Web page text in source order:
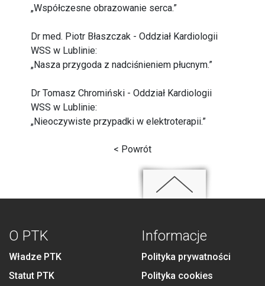
„Współczesne obrazowanie serca.”
Dr med. Piotr Błaszczak - Oddział Kardiologii
WSS w Lublinie:
„Nasza przygoda z nadciśnieniem płucnym.”
Dr Tomasz Chromiński - Oddział Kardiologii
WSS w Lublinie:
„Nieoczywiste przypadki w elektroterapii.”
< Powrót
O PTK
Władze PTK
Statut PTK
Informacje
Polityka prywatności
Polityka cookies